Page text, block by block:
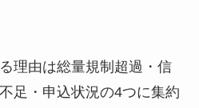
理由は総量規制超過・信
足・申込状況の4つに集約